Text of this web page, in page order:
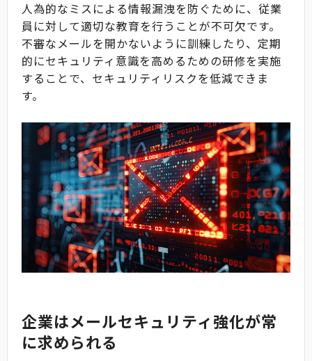
人為的なミスによる情報漏洩を防ぐために、従業
員に対して適切な教育を行うことが不可欠です。
不審なメールを開かないように訓練したり、定期
的にセキュリティ意識を高めるための研修を実施
することで、セキュリティリスクを低減できま
す。
企業はメールセキュリティ強化が常
に求められる